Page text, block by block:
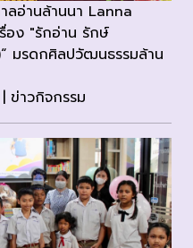
ลอ่านล้านนา Lanna
อง "รักอ่าน รักษ์
มรดกศิลปวัฒนธรรมล้าน
ข่าวกิจกรรม